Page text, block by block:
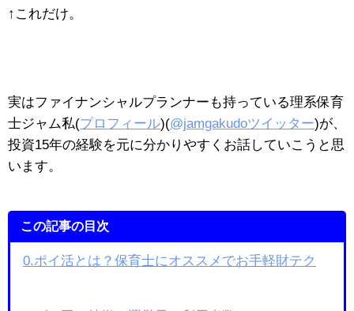
↑これだけ。
実はファイナンシャルプランナーも持っている理系保育
士ジャム私(プロフィール)(@jamgakudoツイッター)が、
投資15年の経験を元に分かりやすくお話していこうと思
います。
この記事の目次
0.ポイ活とは？保育士にオススメでお手軽財テク